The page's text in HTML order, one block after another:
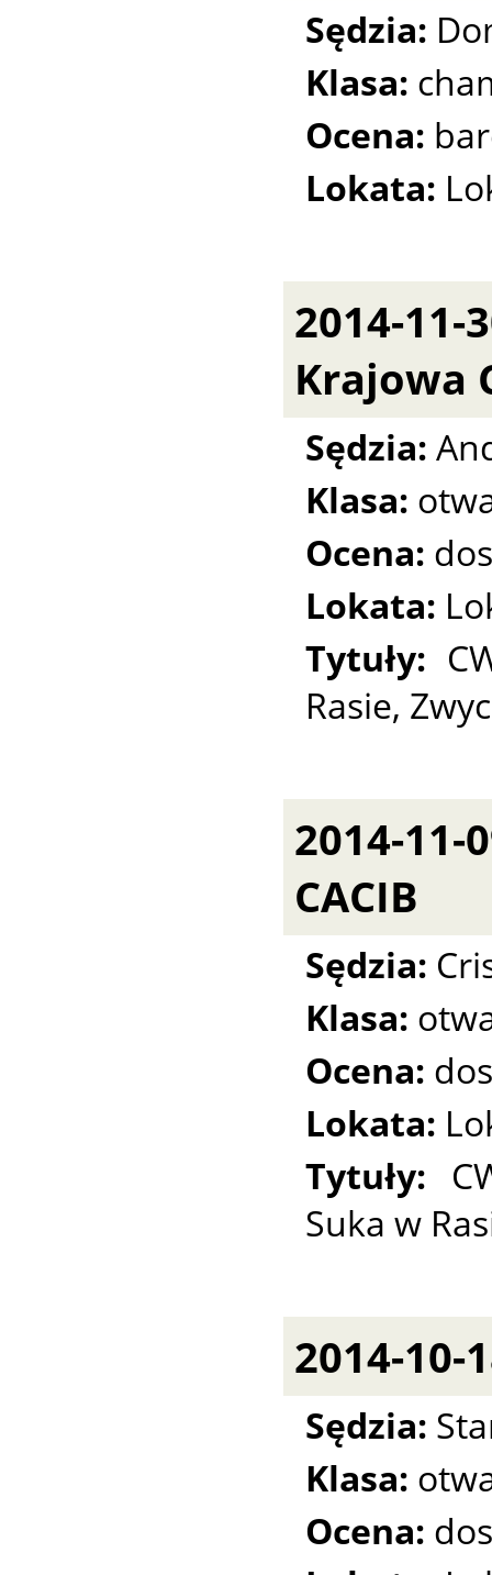
Sędzia:
Klasa:
Ocena:
Lokata:
2014-
Krajowa
Sędzia:
Klasa:
Ocena:
Lokata:
Tytuły:
Rasie,
2014-11-
CACIB
Sędzia:
Klasa:
Ocena:
Lokata:
Tytuły:
Suka w
2014-10-
Sędzia:
Klasa:
Ocena: